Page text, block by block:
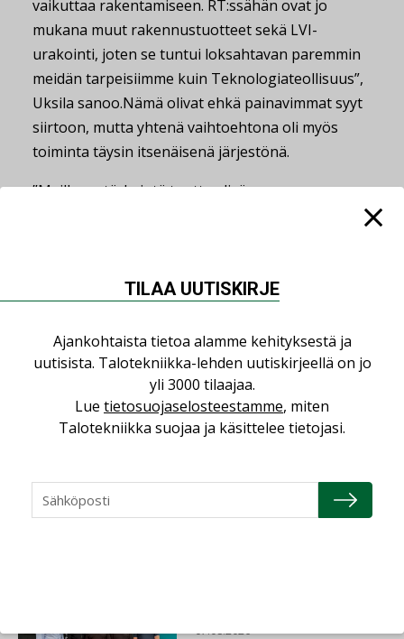
vaikuttaa rakentamiseen. RT:ssähän ovat jo
mukana muut rakennustuotteet sekä LVI-
urakointi, joten se tuntui loksahtavan paremmin
meidän tarpeisiimme kuin Teknologiateollisuus”,
Uksila sanoo.Nämä olivat ehkä painavimmat syyt
siirtoon, mutta yhtenä vaihtoehtona oli myös
toiminta täysin itsenäisenä järjestönä.
”Meille on tärkeintä tuottaa lisäarvoa
jäsenistöllemme ja jäsenyrityksillemme. Heidän on
hyvä ja houkutteleva foorumi niin vanhoille kuin
Jaa:
07.08.2026
TILAA UUTISKIRJE
Ajankohtaista tietoa alamme kehityksestä ja
uutisista. Talotekniikka-lehden uutiskirjeellä on jo
yli 3000 tilaajaa.
Lue tietosuojaselosteestamme, miten
Talotekniikka suojaa ja käsittelee tietojasi.